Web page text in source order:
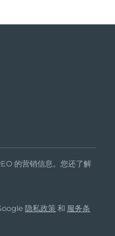
的营销信息。您还了解
隐私政策 和 服务条